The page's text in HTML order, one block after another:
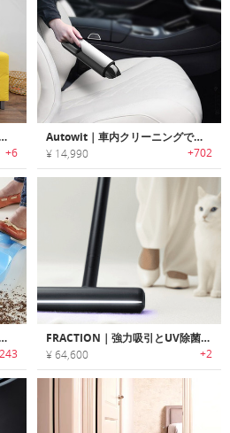
できるハイブリッドクリーナー「ワイプ」
+6
Autowit｜車内クリーニングで活躍するコードレスのサイクロンミニハンディクリーナー「オートウィット」
¥ 14,990 +702
可能にするクリーニングツール「ウィスプ」 FRACTION｜強力吸引とUV除菌を一台に備えたモジュール式掃除機
¥ 64,600 +2